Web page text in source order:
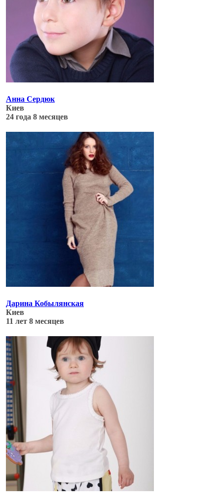
Обновлено: 05.07.17
Анна Сердюк
Киев
24 года 8 месяцев
Обновлено: 05.07.17
Дарина Кобылянская
Киев
11 лет 8 месяцев